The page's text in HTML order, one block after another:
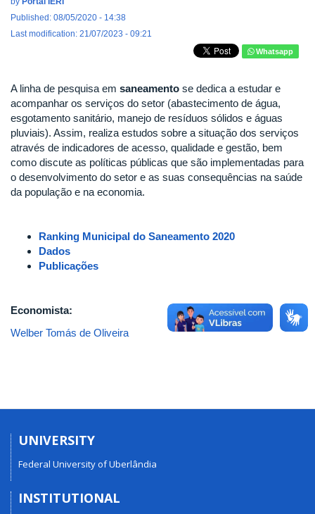
Published: 08/05/2020 - 14:38
Last modification: 21/07/2023 - 09:21
Whatsapp
A linha de pesquisa em saneamento se dedica a estudar e
acompanhar os serviços do setor (abastecimento de água,
esgotamento sanitário, manejo de resíduos sólidos e águas
pluviais). Assim, realiza estudos sobre a situação dos serviços
através de indicadores de acesso, qualidade e gestão, bem
como discute as políticas públicas que são implementadas para
o desenvolvimento do setor e as suas consequências na saúde
da população e na economia.
Ranking Municipal do Saneamento 2020
Dados
Publicações
Economista:
Welber Tomás de Oliveira
UNIVERSITY
Federal University of Uberlândia
INSTITUTIONAL